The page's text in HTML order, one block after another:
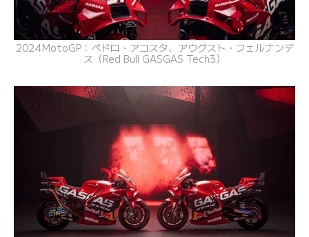
2024MotoGP：ペドロ・アコスタ、アウグスト・フェルナンデ
ス（Red Bull GASGAS Tech3）